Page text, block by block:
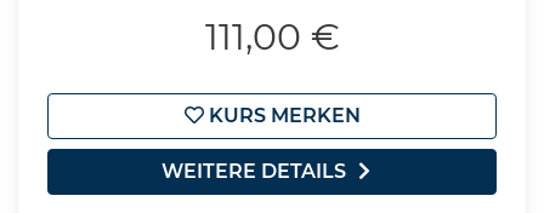
111,00 €
KURS MERKEN
WEITERE DETAILS